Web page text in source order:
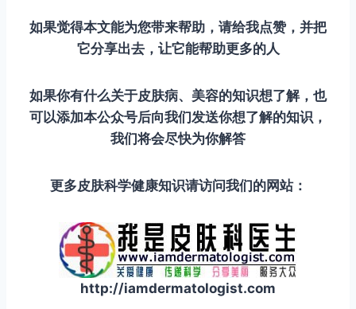
如果觉得本文能为您带来帮助，请给我点赞，并把
它分享出去，让它能帮助更多的人
如果你有什么关于皮肤病、美容的知识想了解，也
可以添加本公众号后向我们发送你想了解的知识，
我们将会尽快为你解答
更多皮肤科学健康知识请访问我们的网站：
http://iamdermatologist.com